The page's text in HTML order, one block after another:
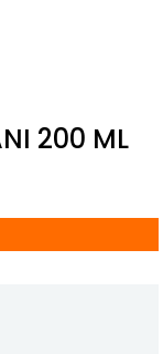
200 ML